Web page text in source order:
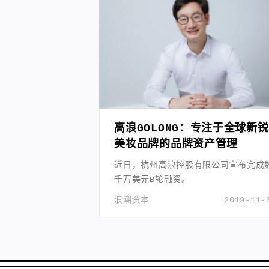
高浪GOLONG：专注于全球新锐
美妆品牌的品牌资产管理
近日，杭州高浪控股有限公司宣布完成
千万美元B轮融资。
2019-11-
浪潮资本